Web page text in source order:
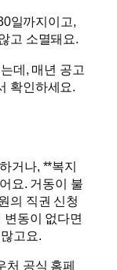
일까지이고,
고 소멸돼요.
데, 매년 공고
확인하세요.
하거나, **복지
요. 거동이 불
의 직권 신청
변동이 없다면
고요.
처 공식 홈페